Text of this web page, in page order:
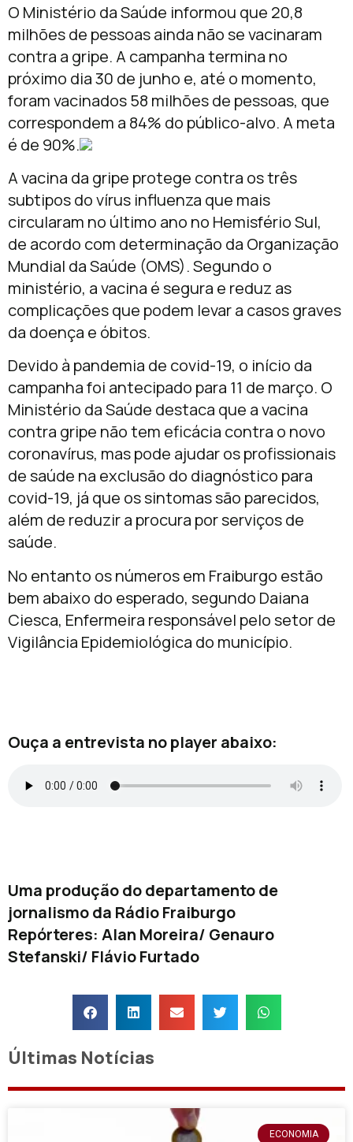
O Ministério da Saúde informou que 20,8
milhões de pessoas ainda não se vacinaram
contra a gripe. A campanha termina no
próximo dia 30 de junho e, até o momento,
foram vacinados 58 milhões de pessoas, que
correspondem a 84% do público-alvo. A meta
é de 90%.
A vacina da gripe protege contra os três
subtipos do vírus influenza que mais
circularam no último ano no Hemisfério Sul,
de acordo com determinação da Organização
Mundial da Saúde (OMS). Segundo o
ministério, a vacina é segura e reduz as
complicações que podem levar a casos graves
da doença e óbitos.
Devido à pandemia de covid-19, o início da
campanha foi antecipado para 11 de março. O
Ministério da Saúde destaca que a vacina
contra gripe não tem eficácia contra o novo
coronavírus, mas pode ajudar os profissionais
de saúde na exclusão do diagnóstico para
covid-19, já que os sintomas são parecidos,
além de reduzir a procura por serviços de
saúde.
No entanto os números em Fraiburgo estão
bem abaixo do esperado, segundo Daiana
Ciesca, Enfermeira responsável pelo setor de
Vigilância Epidemiológica do município.
Ouça a entrevista no player abaixo:
Uma produção do departamento de
jornalismo da Rádio Fraiburgo
Repórteres: Alan Moreira/ Genauro
Stefanski/ Flávio Furtado
Últimas Notícias
ECONOMIA